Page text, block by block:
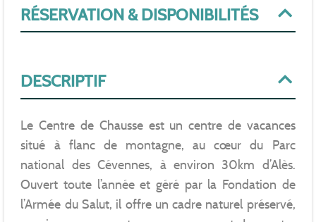
RÉSERVATION & DISPONIBILITÉS
DESCRIPTIF
Le Centre de Chausse est un centre de vacances
situé à flanc de montagne, au cœur du Parc
national des Cévennes, à environ 30km d’Alès.
Ouvert toute l’année et géré par la Fondation de
l’Armée du Salut, il offre un cadre naturel préservé,